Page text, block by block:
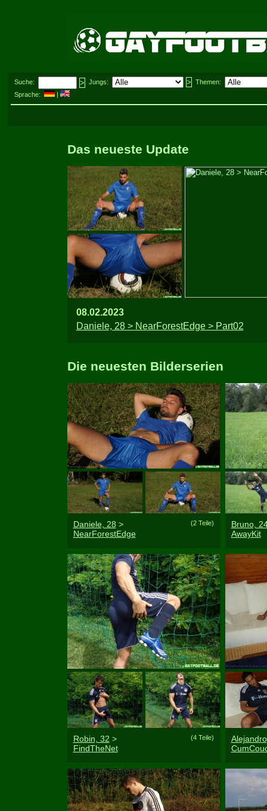
Suche: Jungs:
Themen:
Sprache:
|
Das neueste Update
08.02.2023
Daniele, 28 > NearForestEdge > Part02
Die neuesten Bilderserien
(2 Teile)
Daniele, 28 >
NearForestEdge
(4 Teile)
Robin, 32 >
FindTheNet
Bruno,
AwayKit